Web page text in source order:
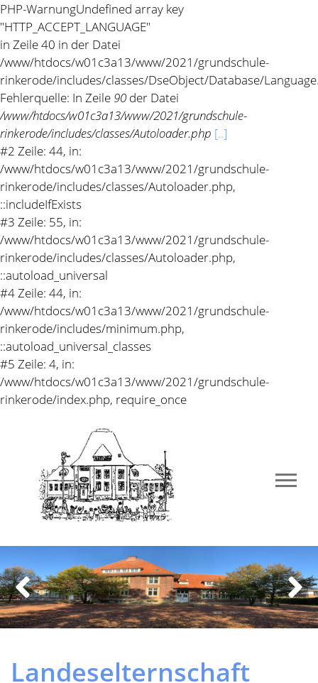
PHP-WarnungUndefined array key
"HTTP_ACCEPT_LANGUAGE"
in Zeile 40 in der Datei
/www/htdocs/w01c3a13/www/2021/grundschule-
rinkerode/includes/classes/DseObject/Database/
Fehlerquelle: In Zeile 90 der Datei
/www/htdocs/w01c3a13/www/2021/grundschule-
rinkerode/includes/classes/Autoloader.php [..]
#2 Zeile: 44, in:
/www/htdocs/w01c3a13/www/2021/grundschule-
rinkerode/includes/classes/Autoloader.php,
::includeIfExists
#3 Zeile: 55, in:
/www/htdocs/w01c3a13/www/2021/grundschule-
rinkerode/includes/classes/Autoloader.php,
::autoload_universal
#4 Zeile: 44, in:
/www/htdocs/w01c3a13/www/2021/grundschule-
rinkerode/includes/minimum.php,
::autoload_universal_classes
#5 Zeile: 4, in:
/www/htdocs/w01c3a13/www/2021/grundschule-
rinkerode/index.php, require_once
Landeselternschaft